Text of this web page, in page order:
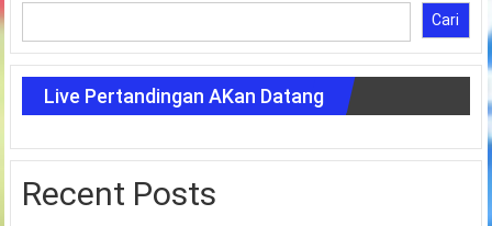
Cari
Live Pertandingan AKan Datang
Recent Posts